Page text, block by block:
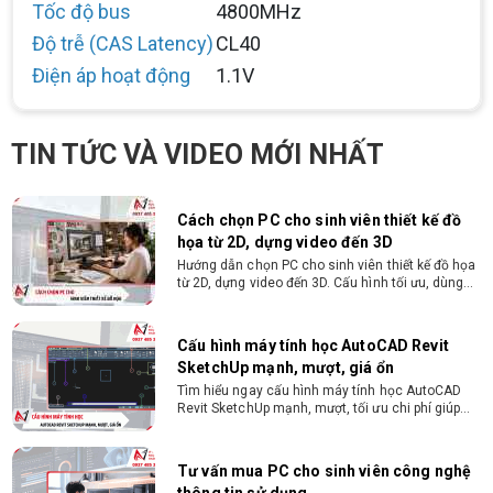
Tốc độ bus
4800MHz
Độ trễ (CAS Latency)CL40
Điện áp hoạt động
1.1V
TIN TỨC VÀ VIDEO MỚI NHẤT
Gói hỗ trợ vay ưu đãi: - Khoản vay lên đến 100
CMND và Hộ khẩu - Xét duyệt nhanh chóng trong
Hướng dẫn chọn PC cho sinh viên thiết kế đồ họa
từ 2D, dựng video đến 3D. Cấu hình tối ưu, dùng
Cấu hình máy tính học AutoCAD Revit
SketchUp mạnh, mượt, giá ổn
Tìm hiểu ngay cấu hình máy tính học AutoCAD
Revit SketchUp mạnh, mượt, tối ưu chi phí giúp
Tư vấn mua PC cho sinh viên công nghệ
thông tin sử dụng
Hướng dẫn chọn PC cho sinh viên công nghệ
thông tin 2026 -2027. Tư vấn cấu hình học lập
Sinh viên nên mua laptop hay PC ?